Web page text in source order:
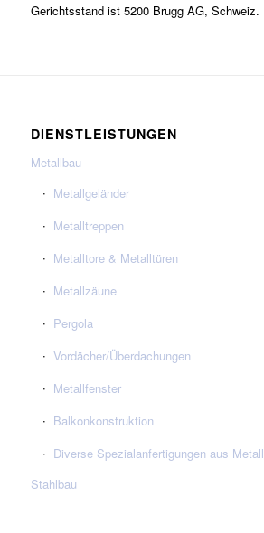
Gerichtsstand ist 5200 Brugg AG, Schweiz.
DIENSTLEISTUNGEN
Metallbau
Metallgeländer
Metalltreppen
Metalltore & Metalltüren
Metallzäune
Pergola
Vordächer/Überdachungen
Metallfenster
Balkonkonstruktion
Diverse Spezialanfertigungen aus Metall
Stahlbau